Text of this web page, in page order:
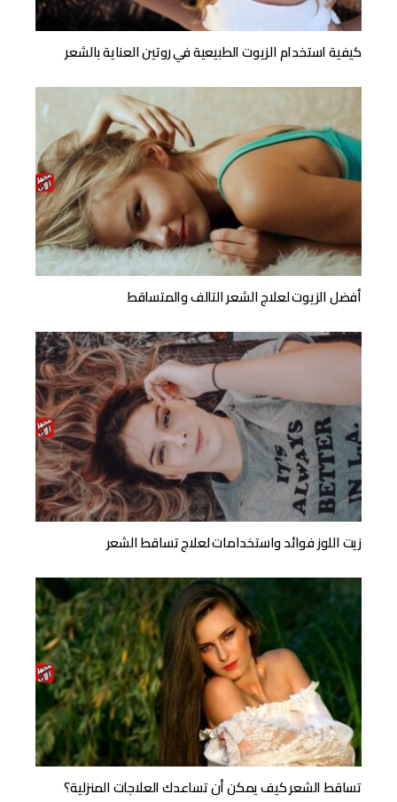
كيفية استخدام الزيوت الطبيعية في روتين العناية بالشعر
أفضل الزيوت لعلاج الشعر التالف والمتساقط
زيت اللوز فوائد واستخدامات لعلاج تساقط الشعر
تساقط الشعر كيف يمكن أن تساعدك العلاجات المنزلية؟